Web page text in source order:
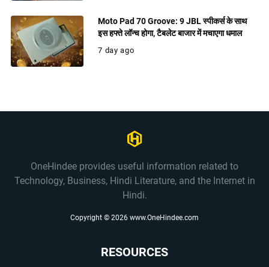
Moto Pad 70 Groove: 9 JBL स्पीकर्स के साथ
इस हफ्ते लॉन्च होगा, टैबलेट बाजार में मचाएगा धमाल
7 day ago
OneHindee provides useful information related to
Technology, Business, Hindi Literature, and the Internet in
Hindi.
Copyright © 2026 www.OneHindee.com
RESOURCES